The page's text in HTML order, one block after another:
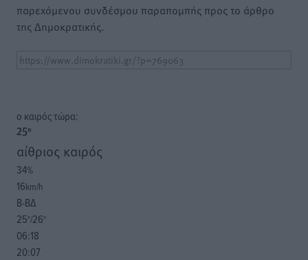
παρεχόμενου συνδέσμου παραπομπής προς το άρθρο
της Δημοκρατικής.
o καιρός τώρα:
25°
αίθριος καιρός
34%
16km/h
Β-ΒΔ
25°/26°
06:18
20:07